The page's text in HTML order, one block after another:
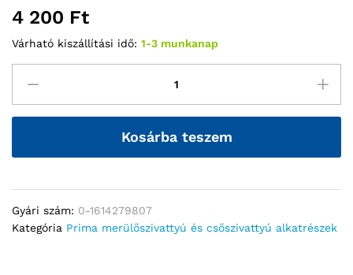
4 200 Ft
Várható kiszállítási idő: 1-3 munkanap
Kosárba teszem
Gyári szám: 0-1614279807
Kategória Prima merülőszivattyú és csőszivattyú alkatrészek